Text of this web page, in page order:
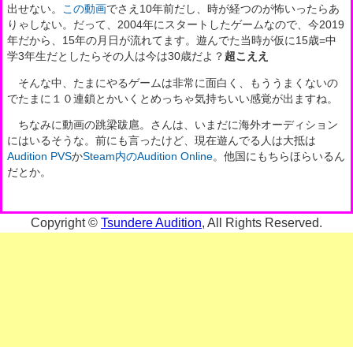
出せない。
この動画でさえ10年前だし、時が経つのが怖いったらあ
りゃしない。だって、2004年にスタートしたゲームなので、今2019
年だから、15年の月日が流れてます。遊んでた当時が仮に15歳=中
学3年生だとしたらその人は今は30歳だよ？ 超こええ
そんな中、たまにやるゲームは非常に面白く、もううまくないの
でたまに１０連鎖とかいくとめっちゃ気持ちいい感覚が出ますね。
ちなみに動画の跳梁跋扈。さんは、いまだに海外オーディション
にはいるそうな。前にも言ったけど、現在遊んでる人は大抵は
Audition PVSかSteam内のAudition Online。他国にもちらほらいるん
だとか。
Copyright © Tsundere Audition, All Rights Reserved.